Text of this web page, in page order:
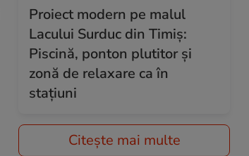
Proiect modern pe malul
Lacului Surduc din Timiș:
Piscină, ponton plutitor și
zonă de relaxare ca în
stațiuni
Citește mai multe